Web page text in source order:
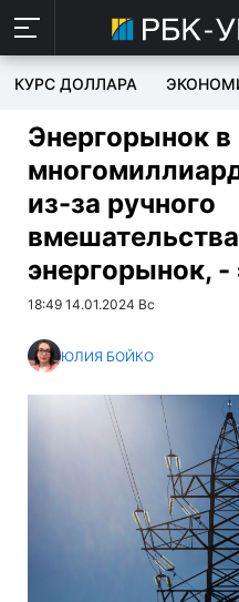
КУРС ДОЛЛАРА
Энергорынок в
из-за ручного
энергорынок, -
18:49 14.01.2024 Вс
ЮЛИЯ БОЙКО